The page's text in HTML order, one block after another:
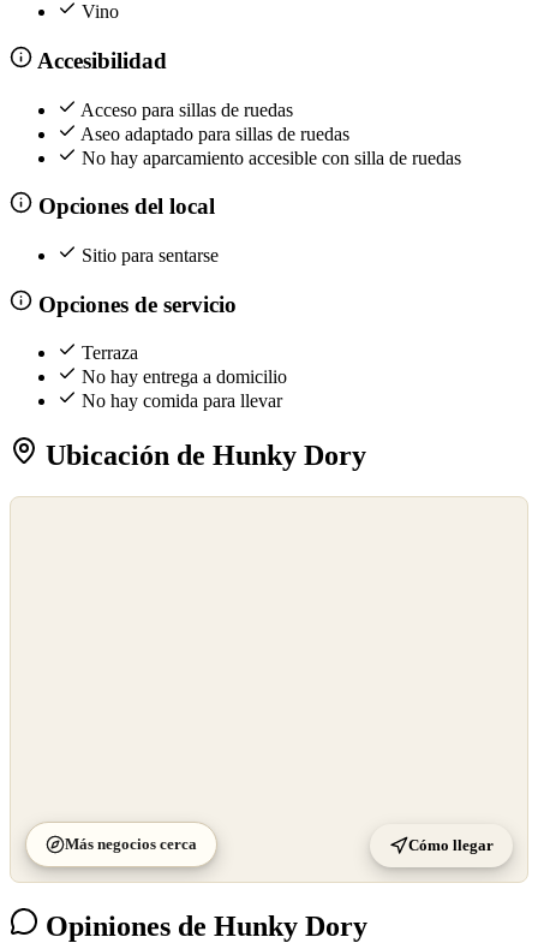
Vino
Accesibilidad
Acceso para sillas de ruedas
Aseo adaptado para sillas de ruedas
No hay aparcamiento accesible con silla de ruedas
Opciones del local
Sitio para sentarse
Opciones de servicio
Terraza
No hay entrega a domicilio
No hay comida para llevar
Ubicación de Hunky Dory
Más negocios cerca Cómo llegar
Opiniones de Hunky Dory